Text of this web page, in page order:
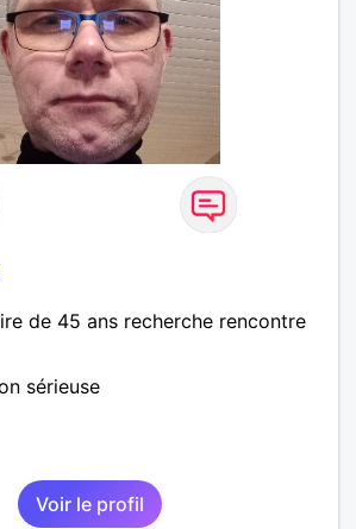
de 45 ans recherche rencontre
sérieuse
Voir le profil